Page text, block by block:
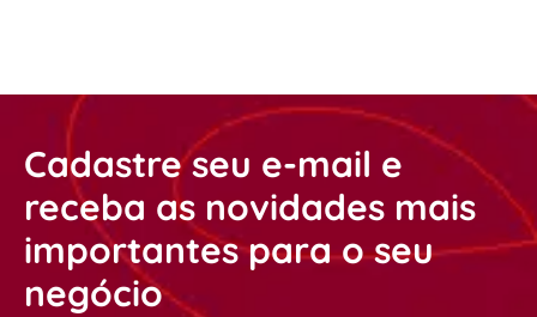
Cadastre seu e-mail e
receba as novidades mais
importantes para o seu
negócio